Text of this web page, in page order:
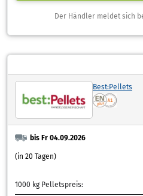
Der Händler meldet sich
Best:Pellets
bis Fr 04.09.2026
(in 20 Tagen)
1000 kg Pelletspreis: